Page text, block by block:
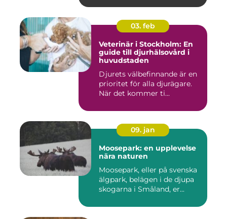
03. feb
Veterinär i Stockholm: En
guide till djurhälsovård i
huvudstaden
Djurets välbefinnande är en
prioritet för alla djurägare.
När det kommer ti...
09. jan
Moosepark: en upplevelse
nära naturen
Moosepark, eller på svenska
älgpark, belägen i de djupa
skogarna i Småland, er...